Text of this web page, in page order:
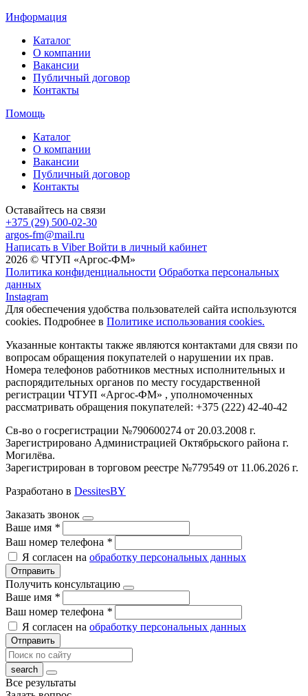
Информация
Каталог
О компании
Вакансии
Публичный договор
Контакты
Помощь
Каталог
О компании
Вакансии
Публичный договор
Контакты
Оставайтесь на связи
+375 (29) 500-02-30
argos-fm@mail.ru
Написать в Viber Войти в личный кабинет
2026 © ЧТУП «Аргос-ФМ»
Политика конфиденциальности Обработка персональных
данных
Instagram
Для обеспечения удобства пользователей сайта используются
cookies. Подробнее в Политике использования cookies.
Указанные контакты также являются контактами для связи по
вопросам обращения покупателей о нарушении их прав.
Номера телефонов работников местных исполнительных и
распорядительных органов по месту государственной
регистрации ЧТУП «Аргос-ФМ» , уполномоченных
рассматривать обращения покупателей: +375 (222) 42-40-42
Св-во о госрегистрации №790600274 от 20.03.2008 г.
Зарегистрировано Администрацией Октябрьского района г.
Могилёва.
Зарегистрирован в торговом реестре №779549 от 11.06.2026 г.
Разработано в DessitesBY
Заказать звонок
Ваше имя *
Ваш номер телефона *
Я согласен на обработку персональных данных
Отправить
Получить консультацию
Ваше имя *
Ваш номер телефона *
Я согласен на обработку персональных данных
Отправить
Все результаты